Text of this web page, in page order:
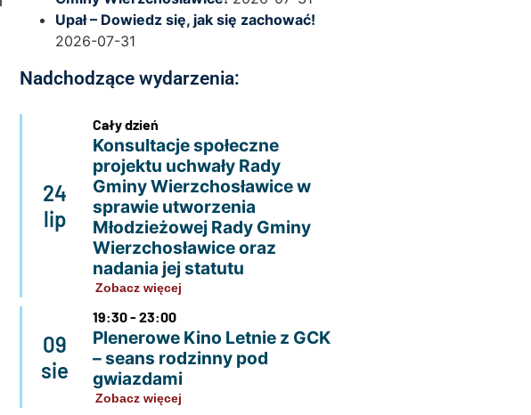
Upał – Dowiedz się, jak się zachować!
2026-07-31
Nadchodzące wydarzenia:
24
lip
Cały dzień
Konsultacje społeczne
projektu uchwały Rady
Gminy Wierzchosławice w
sprawie utworzenia
Młodzieżowej Rady Gminy
Wierzchosławice oraz
nadania jej statutu
Zobacz więcej
09
sie
19:30 - 23:00
Plenerowe Kino Letnie z GCK
– seans rodzinny pod
gwiazdami
Zobacz więcej